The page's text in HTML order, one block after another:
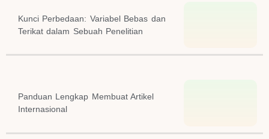
Kunci Perbedaan: Variabel Bebas dan
Terikat dalam Sebuah Penelitian
Panduan Lengkap Membuat Artikel
Internasional